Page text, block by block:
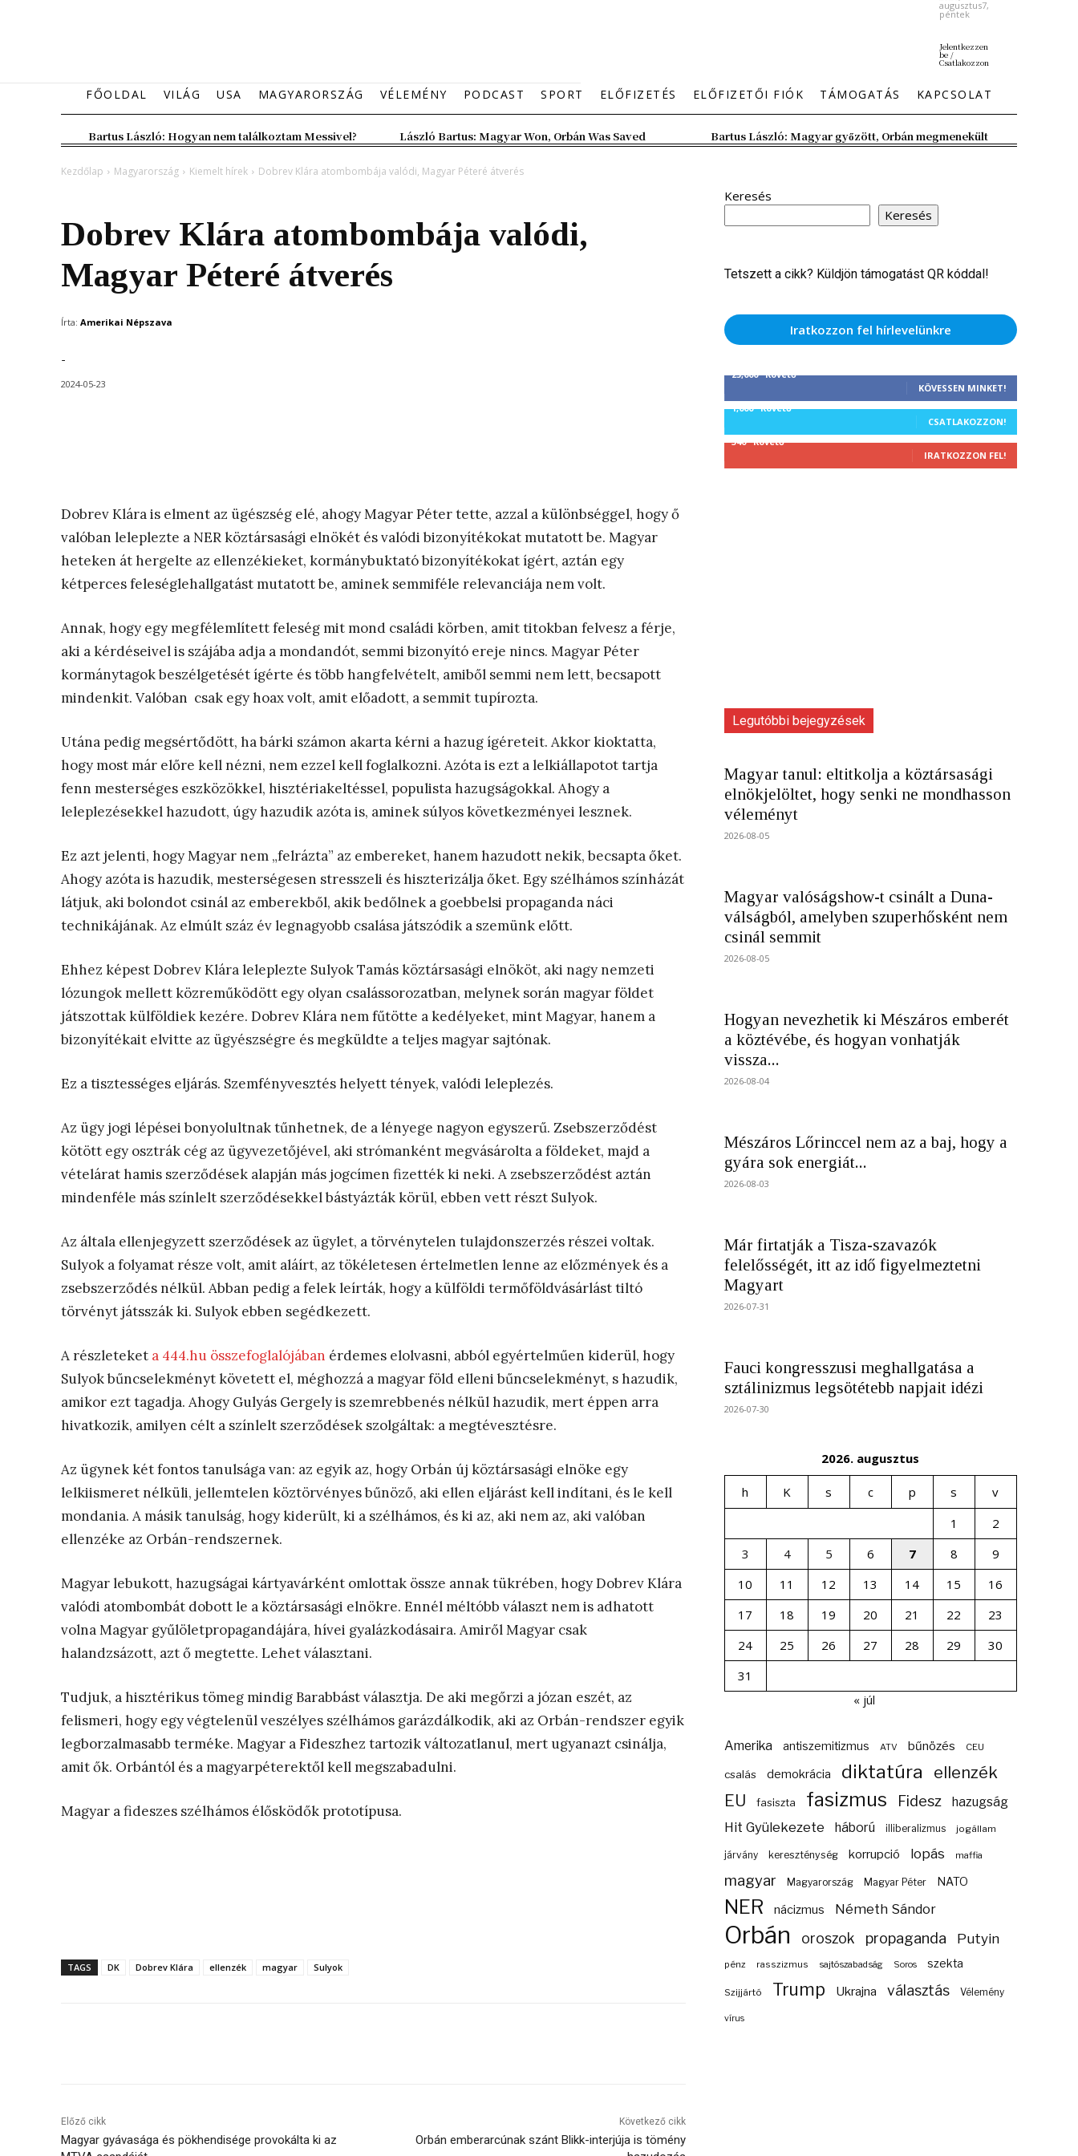
augusztus7,
péntek
Jelentkezzen
be /
Csatlakozzon
FŐOLDAL VILÁG USA MAGYARORSZÁG VÉLEMÉNY PODCAST SPORT ELŐFIZETÉS ELŐFIZETŐI FIÓK TÁMOGATÁS KAPCSOLAT
Bartus László: Hogyan nem találkoztam Messivel? László Bartus: Magyar Won, Orbán Was Saved Bartus László: Magyar győzött, Orbán megmenekült
Kezdőlap Magyarország Kiemelt hírek Dobrev Klára atombombája valódi, Magyar Péteré átverés
Dobrev Klára atombombája valódi,
Magyar Péteré átverés
Írta: Amerikai Népszava
-
2024-05-23
Dobrev Klára is elment az ügészség elé, ahogy Magyar Péter tette, azzal a különbséggel, hogy ő
valóban leleplezte a NER köztársasági elnökét és valódi bizonyítékokat mutatott be. Magyar
heteken át hergelte az ellenzékieket, kormánybuktató bizonyítékokat ígért, aztán egy
kétperces feleséglehallgatást mutatott be, aminek semmiféle relevanciája nem volt.
Annak, hogy egy megfélemlített feleség mit mond családi körben, amit titokban felvesz a férje,
aki a kérdéseivel is szájába adja a mondandót, semmi bizonyító ereje nincs. Magyar Péter
kormánytagok beszélgetését ígérte és több hangfelvételt, amiből semmi nem lett, becsapott
mindenkit. Valóban csak egy hoax volt, amit előadott, a semmit tupírozta.
Utána pedig megsértődött, ha bárki számon akarta kérni a hazug ígéreteit. Akkor kioktatta,
hogy most már előre kell nézni, nem ezzel kell foglalkozni. Azóta is ezt a lelkiállapotot tartja
fenn mesterséges eszközökkel, hisztériakeltéssel, populista hazugságokkal. Ahogy a
leleplezésekkel hazudott, úgy hazudik azóta is, aminek súlyos következményei lesznek.
Ez azt jelenti, hogy Magyar nem „felrázta” az embereket, hanem hazudott nekik, becsapta őket.
Ahogy azóta is hazudik, mesterségesen stresszeli és hiszterizálja őket. Egy szélhámos színházát
látjuk, aki bolondot csinál az emberekből, akik bedőlnek a goebbelsi propaganda náci
technikájának. Az elmúlt száz év legnagyobb csalása játszódik a szemünk előtt.
Ehhez képest Dobrev Klára leleplezte Sulyok Tamás köztársasági elnököt, aki nagy nemzeti
lózungok mellett közreműködött egy olyan csalássorozatban, melynek során magyar földet
játszottak külföldiek kezére. Dobrev Klára nem fűtötte a kedélyeket, mint Magyar, hanem a
bizonyítékait elvitte az ügyészségre és megküldte a teljes magyar sajtónak.
Ez a tisztességes eljárás. Szemfényvesztés helyett tények, valódi leleplezés.
Az ügy jogi lépései bonyolultnak tűnhetnek, de a lényege nagyon egyszerű. Zsebszerződést
kötött egy osztrák cég az ügyvezetőjével, aki strómanként megvásárolta a földeket, majd a
vételárat hamis szerződések alapján más jogcímen fizették ki neki. A zsebszerződést aztán
mindenféle más színlelt szerződésekkel bástyázták körül, ebben vett részt Sulyok.
Az általa ellenjegyzett szerződések az ügylet, a törvénytelen tulajdonszerzés részei voltak.
Sulyok a folyamat része volt, amit aláírt, az tökéletesen értelmetlen lenne az előzmények és a
zsebszerződés nélkül. Abban pedig a felek leírták, hogy a külföldi termőföldvásárlást tiltó
törvényt játsszák ki. Sulyok ebben segédkezett.
A részleteket a 444.hu összefoglalójában érdemes elolvasni, abból egyértelműen kiderül, hogy
Sulyok bűncselekményt követett el, méghozzá a magyar föld elleni bűncselekményt, s hazudik,
amikor ezt tagadja. Ahogy Gulyás Gergely is szemrebbenés nélkül hazudik, mert éppen arra
hivatkozik, amilyen célt a színlelt szerződések szolgáltak: a megtévesztésre.
Az ügynek két fontos tanulsága van: az egyik az, hogy Orbán új köztársasági elnöke egy
lelkiismeret nélküli, jellemtelen köztörvényes bűnöző, aki ellen eljárást kell indítani, és le kell
mondania. A másik tanulság, hogy kiderült, ki a szélhámos, és ki az, aki nem az, aki valóban
ellenzéke az Orbán-rendszernek.
Magyar lebukott, hazugságai kártyavárként omlottak össze annak tükrében, hogy Dobrev Klára
valódi atombombát dobott le a köztársasági elnökre. Ennél méltóbb választ nem is adhatott
volna Magyar gyűlöletpropagandájára, hívei gyalázkodásaira. Amiről Magyar csak
halandzsázott, azt ő megtette. Lehet választani.
Tudjuk, a hisztérikus tömeg mindig Barabbást választja. De aki megőrzi a józan eszét, az
felismeri, hogy egy végtelenül veszélyes szélhámos garázdálkodik, aki az Orbán-rendszer egyik
legborzalmasabb terméke. Magyar a Fideszhez tartozik változatlanul, mert ugyanazt csinálja,
amit ők. Orbántól és a magyarpéterektől kell megszabadulni.
Magyar a fideszes szélhámos élősködők prototípusa.
TAGS DK Dobrev Klára ellenzék magyar Sulyok
Előző cikk
Magyar gyávasága és pökhendisége provokálta ki az
Következő cikk
Orbán emberarcúnak szánt Blikk-interjúja is tömény
Keresés
Keresés
Tetszett a cikk? Küldjön támogatást QR kóddal!
Iratkozzon fel hírlevelünkre
25,000 Követő
KÖVESSEN MINKET!
1,000 Követő
CSATLAKOZZON!
340 Követő
IRATKOZZON FEL!
Legutóbbi bejegyzések
Magyar tanul: eltitkolja a köztársasági
elnökjelöltet, hogy senki ne mondhasson
véleményt
2026-08-05
Magyar valóságshow-t csinált a Duna-
válságból, amelyben szuperhősként nem
csinál semmit
2026-08-05
Hogyan nevezhetik ki Mészáros emberét
a köztévébe, és hogyan vonhatják
vissza...
2026-08-04
Mészáros Lőrinccel nem az a baj, hogy a
gyára sok energiát...
2026-08-03
Már firtatják a Tisza-szavazók
felelősségét, itt az idő figyelmeztetni
Magyart
2026-07-31
Fauci kongresszusi meghallgatása a
sztálinizmus legsötétebb napjait idézi
2026-07-30
2026. augusztus
h K s c p s
v
1
2
3
4 5 6 7 8
9
10
11 12 13 14 15
16
17
18 19 20 21 22
23
24
25 26 27 28 29
30
31
« júl
Amerika antiszemitizmus ATV bűnözés CEU
csalás demokrácia diktatúra ellenzék
EU fasiszta fasizmus Fidesz hazugság
Hit Gyülekezete háború illiberalizmus jogállam
járvány kereszténység korrupció lopás maffia
magyar Magyarország Magyar Péter NATO
NER nácizmus Németh Sándor
Orbán oroszok propaganda Putyin
pénz rasszizmus sajtószabadság Soros szekta
Szijjártó Trump Ukrajna választás Vélemény
vírus